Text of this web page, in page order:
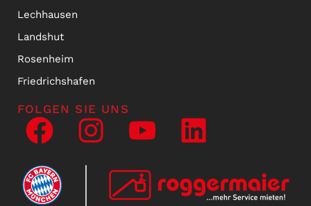
Lechhausen
Landshut
Rosenheim
Friedrichshafen
FOLGEN SIE UNS